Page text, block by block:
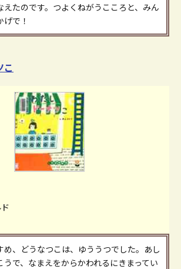
えたのです。つよくねがうこころと、みん
で！
こ
め、どうなつこは、ゆううつでした。あし
うで、なまえをからかわれるにきまってい